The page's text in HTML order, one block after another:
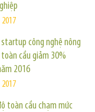
2017
công nghệ nông
cầu giảm 30%
2016
2017
toàn cầu chạm mức